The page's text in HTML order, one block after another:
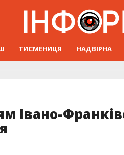
ТИСМЕНИЦЯ НАДВІРНА
Івано-